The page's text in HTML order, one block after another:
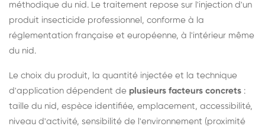
méthodique du nid. Le traitement repose sur l'injection d'un
produit insecticide professionnel, conforme à la
réglementation française et européenne, à l'intérieur même
du nid.
Le choix du produit, la quantité injectée et la technique
d'application dépendent de plusieurs facteurs concrets :
taille du nid, espèce identifiée, emplacement, accessibilité,
niveau d'activité, sensibilité de l'environnement (proximité